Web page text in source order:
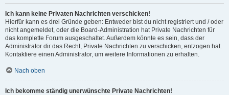
Ich kann keine Privaten Nachrichten verschicken!
Hierfür kann es drei Gründe geben: Entweder bist du nicht registriert und / oder
nicht angemeldet, oder die Board-Administration hat Private Nachrichten für
das komplette Forum ausgeschaltet. Außerdem könnte es sein, dass der
Administrator dir das Recht, Private Nachrichten zu verschicken, entzogen hat.
Kontaktiere einen Administrator, um weitere Informationen zu erhalten.
Nach oben
Ich bekomme ständig unerwünschte Private Nachrichten!